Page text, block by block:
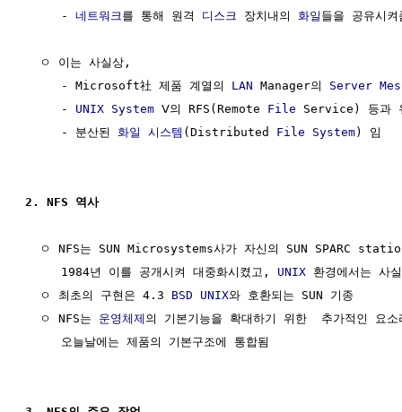
     -
네트워크 를 통해 원격 디스크 장치내의 화일 들을 공유시켜
  ㅇ 이는 사실상,
     - Microsoft社 제품 계열의
LAN Manager의 Server
     -
UNIX System Ⅴ의 RFS(Remote File Service) 등과
     - 분산된
화일 시스템 (Distributed File System) 임
2. NFS 역사
ㅇ NFS는 SUN Microsystems사가 자신의 SUN SPARC station
     1984년 이를 공개시켜 대중화시켰고,
UNIX 환경에서는 사
  ㅇ 최초의 구현은 4.3
BSD UNIX와 호환되는 SUN 기종
  ㅇ NFS는
운영체제 의 기본기능을 확대하기 위한  추가적인 요소
     오늘날에는 제품의 기본구조에 통합됨